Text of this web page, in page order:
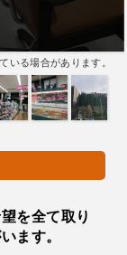
いる場合があります。
を全て取り
ます。